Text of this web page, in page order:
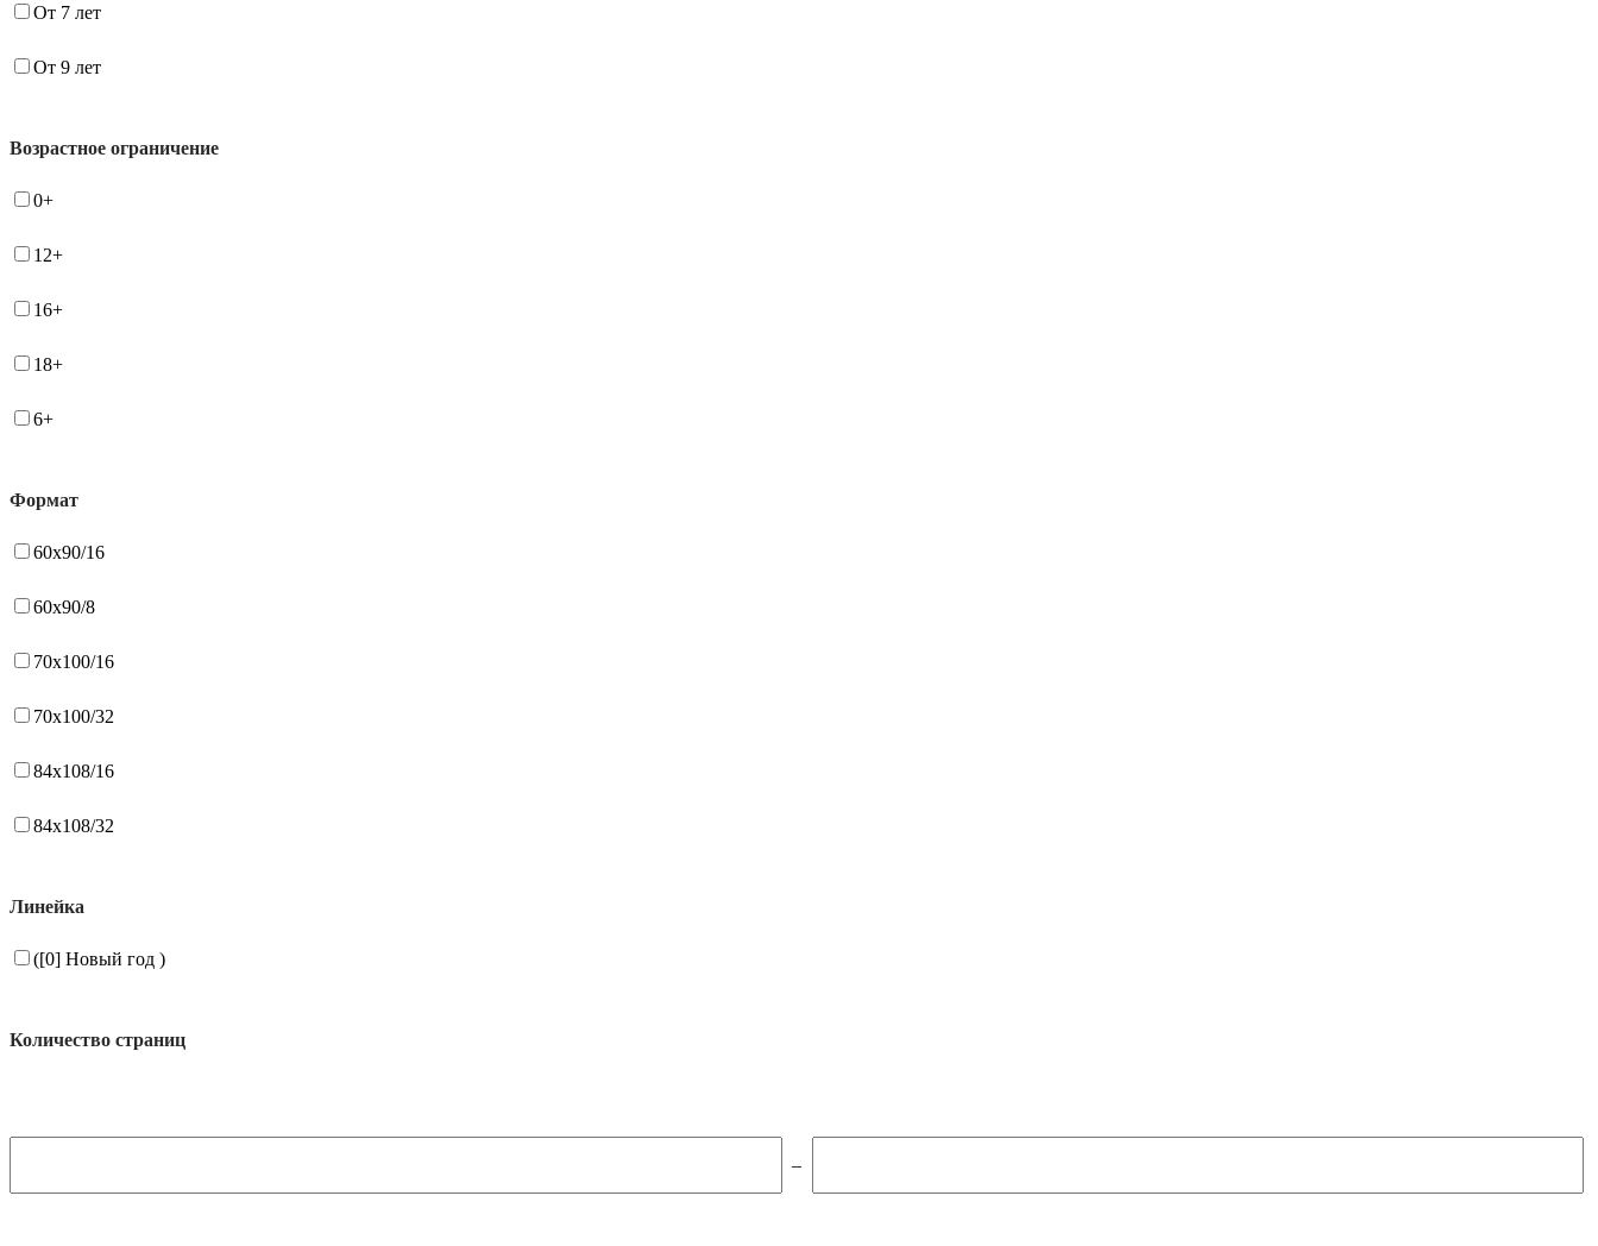
От 7 лет
От 9 лет
Возрастное ограничение
0+
12+
16+
18+
6+
Формат
60x90/16
60x90/8
70x100/16
70x100/32
84x108/16
84x108/32
Линейка
([0] Новый год )
Количество страниц
–